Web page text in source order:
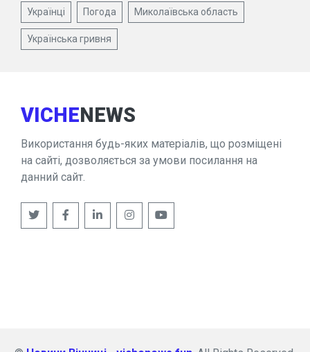
Українці Погода Миколаївська область
Українська гривня
VICHENEWS
Використання будь-яких матеріалів, що розміщені
на сайті, дозволяється за умови посилання на
данний сайт.